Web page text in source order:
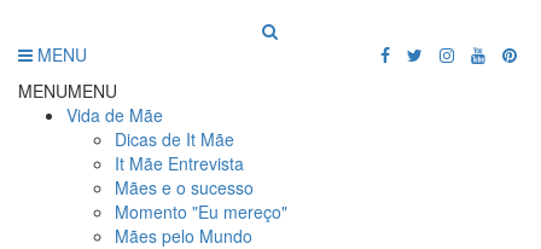
MENU
MENUMENU
Vida de Mãe
Dicas de It Mãe
It Mãe Entrevista
Mães e o sucesso
Momento "Eu mereço"
Mães pelo Mundo